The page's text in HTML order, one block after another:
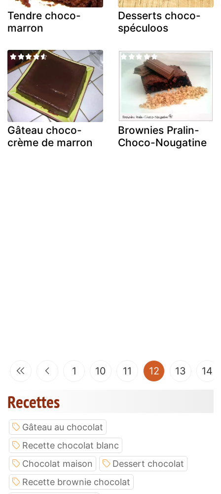
Tendre choco-
marron
Desserts choco-
spéculoos
Gâteau choco-
crème de marron
Brownies Pralin-
Choco-Nougatine
1 10 11 12(current)
13 14
Recettes
Gâteau au chocolat
Recette chocolat blanc
Chocolat maison
Dessert chocolat
Recette brownie chocolat